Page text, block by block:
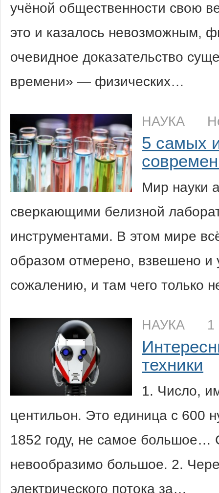
учёной общественности свою
это и казалось невозможным,
очевидное доказательство
времени» — физических…
НАУКА
5 самых
Мир науки
сверкающими белизной
инструментами. В этом мире
образом отмерено, взвешено
сожалению, и там чего только
НАУКА 1
техники
1. Число,
центильон. Это единица с 600
1852 году, не самое
невообразимо большое. 2.
электрического потока за…